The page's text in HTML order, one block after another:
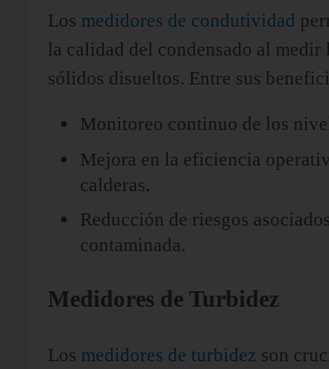
Los medidores de condutividad
la calidad del condensado al medir
sólidos disueltos. Entre sus
Monitoreo continuo de los
Mejora en la eficiencia
calderas.
Reducción de riesgos
contaminada.
Medidores de Turbidez
Los medidores de turbidez son